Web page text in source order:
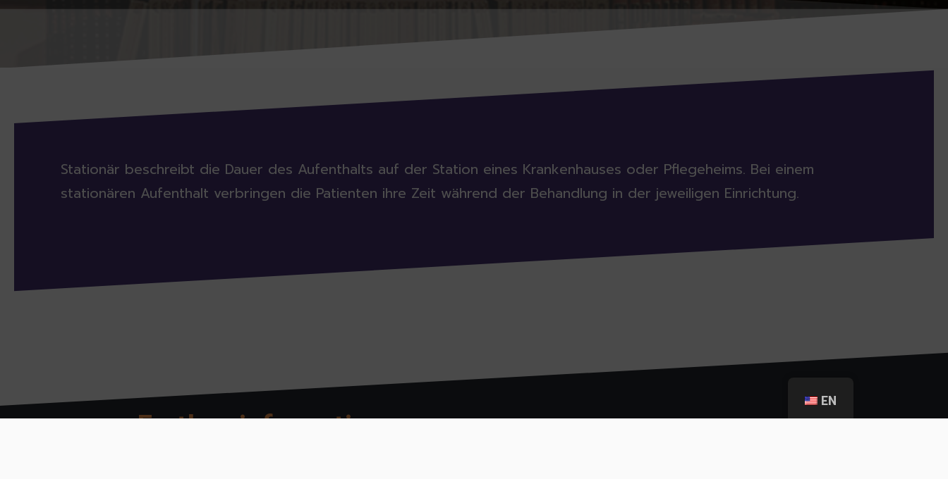
Stationär beschreibt die Dauer des Aufenthalts auf der Station eines Krankenhauses oder Pflegeheims. Bei einem
stationären Aufenthalt verbringen die Patienten ihre Zeit während der Behandlung in der jeweiligen Einrichtung.
Further information: A cooperation between:
EN